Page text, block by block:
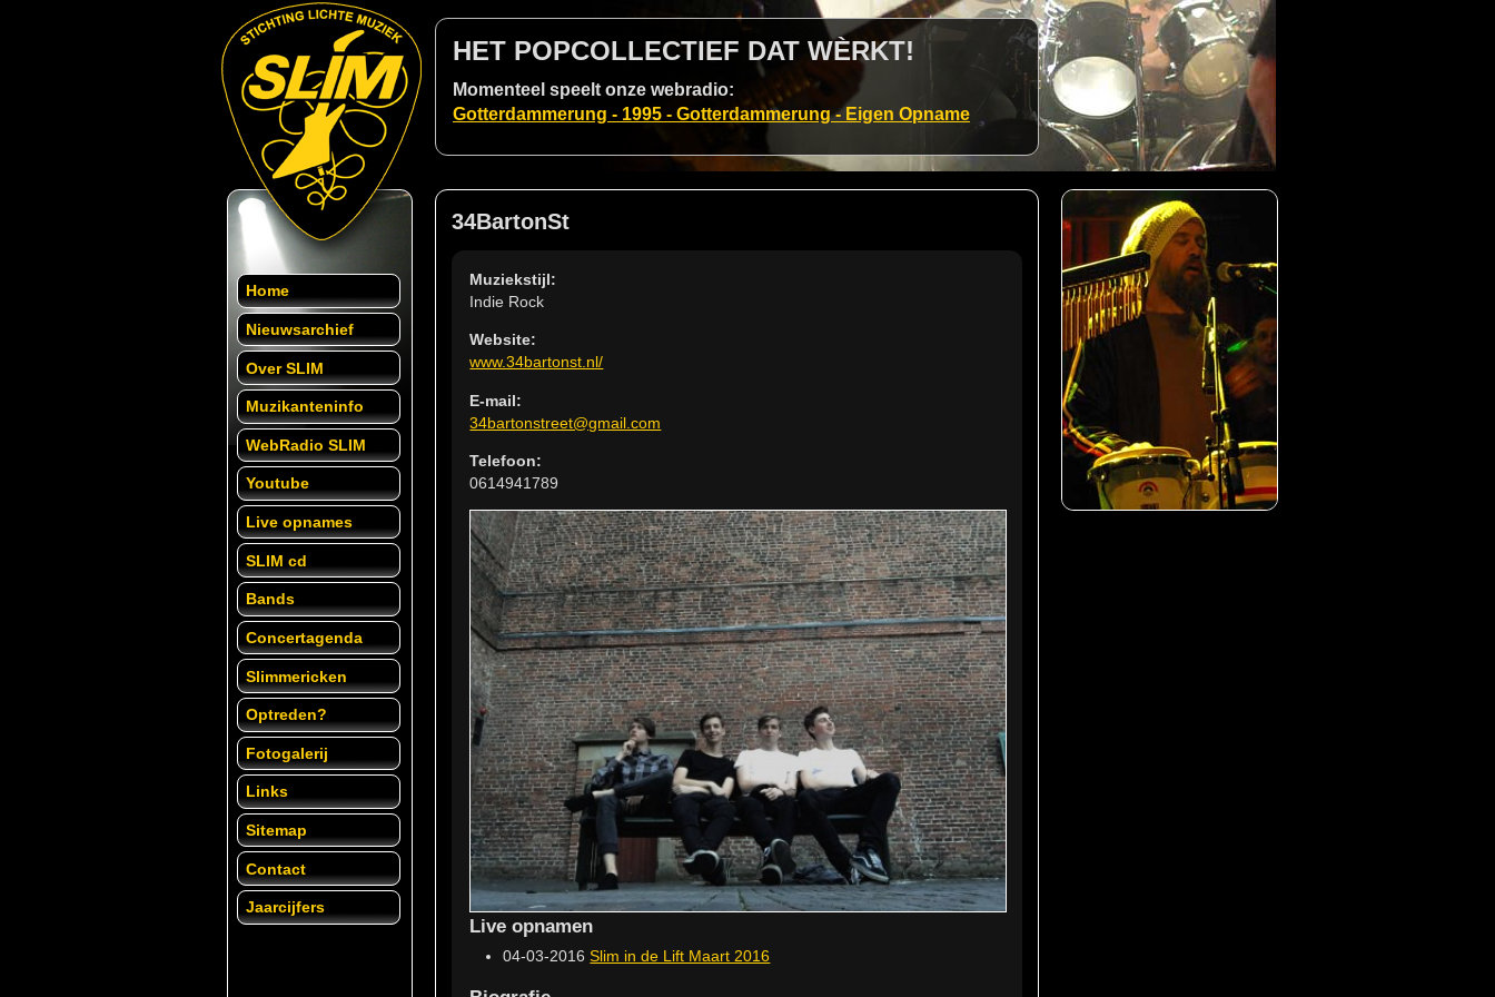
HET POPCOLLECTIEF DAT WÈRKT!
Momenteel speelt onze webradio:
Gotterdammerung - 1995 - Gotterdammerung - Eigen Opname
Home
Nieuwsarchief
Over SLIM
Muzikanteninfo
WebRadio SLIM
Youtube
Live opnames
SLIM cd
Bands
Concertagenda
Slimmericken
Optreden?
Fotogalerij
Links
Sitemap
Contact
Jaarcijfers
34BartonSt
Muziekstijl:
Indie Rock
Website:
www.34bartonst.nl/
E-mail:
34bartonstreet@gmail.com
Telefoon:
0614941789
Live opnamen
04-03-2016Slim in de Lift Maart 2016